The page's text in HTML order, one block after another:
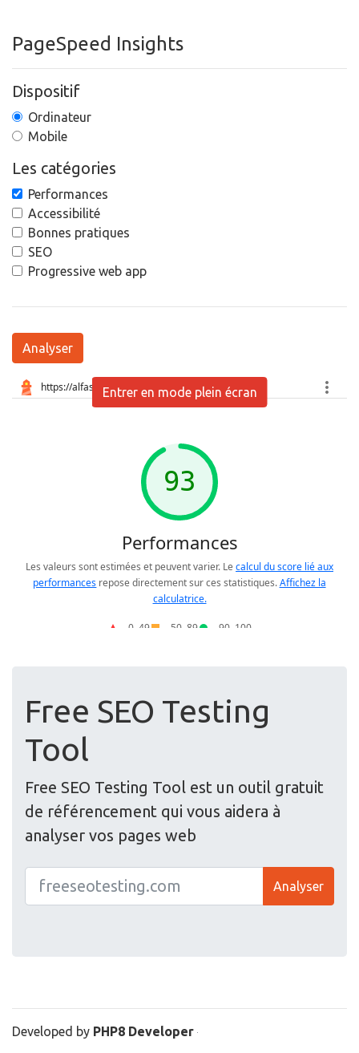
PageSpeed Insights
Dispositif
Ordinateur
Mobile
Les catégories
Performances
Accessibilité
Bonnes pratiques
SEO
Progressive web app
Analyser
Entrer en mode plein écran
Free SEO Testing
Tool
Free SEO Testing Tool est un outil gratuit
de référencement qui vous aidera à
analyser vos pages web
Analyser
Developed by PHP8 Developer